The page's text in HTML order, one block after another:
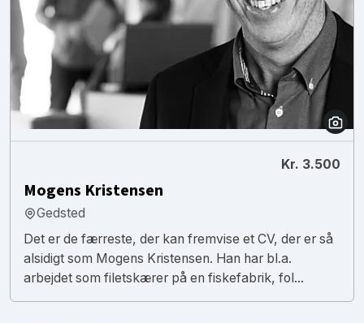
Kr. 3.500
Mogens Kristensen
Gedsted
Det er de færreste, der kan fremvise et CV, der er så
alsidigt som Mogens Kristensen. Han har bl.a.
arbejdet som filetskærer på en fiskefabrik, fol...